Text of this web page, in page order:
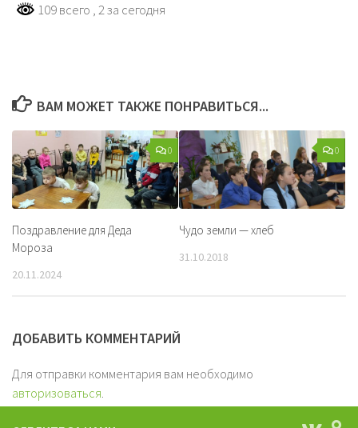
109 всего , 2 за сегодня
ВАМ МОЖЕТ ТАКЖЕ ПОНРАВИТЬСЯ...
0
Поздравление для Деда
Мороза
20.11.2024
0
Чудо земли — хлеб
31.10.2018
ДОБАВИТЬ КОММЕНТАРИЙ
Для отправки комментария вам необходимо
авторизоваться.